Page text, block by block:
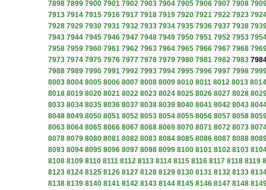
7898 7899 7900 7901 7902 7903 7904 7905 7906 7907 7908
7913 7914 7915 7916 7917 7918 7919 7920 7921 7922 7923
7928 7929 7930 7931 7932 7933 7934 7935 7936 7937 7938
7943 7944 7945 7946 7947 7948 7949 7950 7951 7952 7953
7958 7959 7960 7961 7962 7963 7964 7965 7966 7967 7968
7973 7974 7975 7976 7977 7978 7979 7980 7981 7982 7983
7988 7989 7990 7991 7992 7993 7994 7995 7996 7997 7998
8003 8004 8005 8006 8007 8008 8009 8010 8011 8012 8013 8014
8018 8019 8020 8021 8022 8023 8024 8025 8026 8027 8028
8033 8034 8035 8036 8037 8038 8039 8040 8041 8042 8043
8048 8049 8050 8051 8052 8053 8054 8055 8056 8057 8058
8063 8064 8065 8066 8067 8068 8069 8070 8071 8072 8073
8078 8079 8080 8081 8082 8083 8084 8085 8086 8087 8088
8093 8094 8095 8096 8097 8098 8099 8100 8101 8102 8103
8108 8109 8110 8111 8112 8113 8114 8115 8116 8117 8118 8119
8123 8124 8125 8126 8127 8128 8129 8130 8131 8132 8133
8138 8139 8140 8141 8142 8143 8144 8145 8146 8147 8148